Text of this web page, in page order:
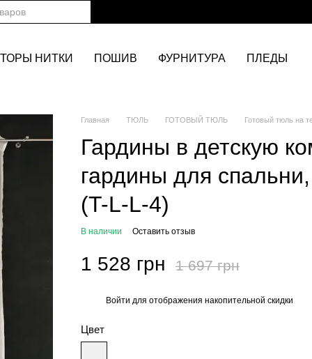
НИТКИ ПОШИВ ФУРНИТУРА ПЛЕДЫ
Главная ТЮЛЬ ГОТОВЫЙ ТЮЛЬ Готовый тюль на
Гардины в детскую
гардины для
(T-L-L-4)
В наличии Оставить отзыв
1 528 грн 1 697 грн
Войти для отображения накопительной скидки
Цвет